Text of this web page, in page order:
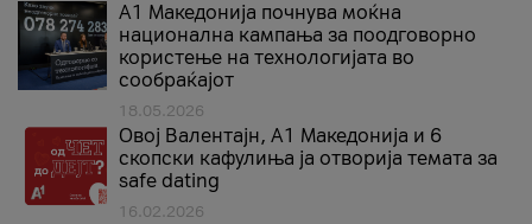
A1 Македонија почнува моќна
национална кампања за поодговорно
користење на технологијата во
сообраќајот
18.05.2026
Овој Валентајн, A1 Македонија и 6
скопски кафулиња ја отворија темата за
safe dating
16.02.2026